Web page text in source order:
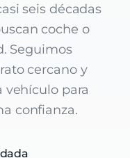
seis décadas
coche o
Seguimos
cercano y
vehículo para
confianza.